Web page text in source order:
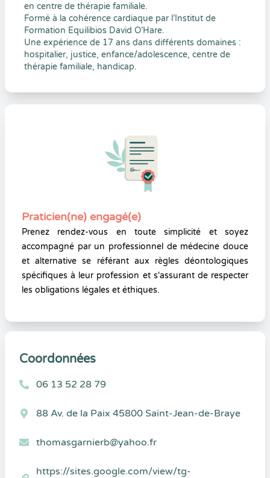
en centre de thérapie familiale.
Formé à la cohérence cardiaque par l’Institut de
Formation Equilibios David O’Hare.
Une expérience de 17 ans dans différents domaines :
hospitalier, justice, enfance/adolescence, centre de
thérapie familiale, handicap.
Praticien(ne) engagé(e)
Prenez rendez-vous en toute simplicité et soyez
accompagné par un professionnel de médecine douce
et alternative se référant aux règles déontologiques
spécifiques à leur profession et s'assurant de respecter
les obligations légales et éthiques.
Coordonnées
06 13 52 28 79
88 Av. de la Paix 45800 Saint-Jean-de-Braye
thomasgarnierb@yahoo.fr
https://sites.google.com/view/tg-